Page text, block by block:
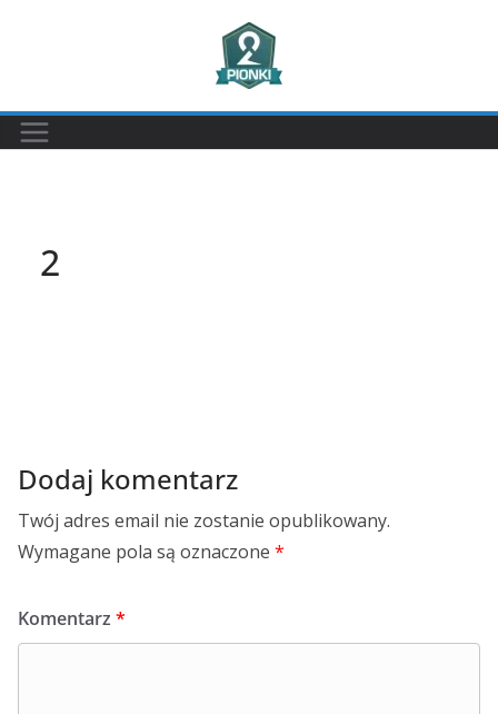
2
Dodaj komentarz
Twój adres email nie zostanie opublikowany.
Wymagane pola są oznaczone *
Komentarz *